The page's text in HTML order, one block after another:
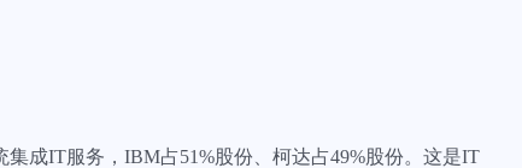
成IT服务，IBM占51%股份、柯达占49%股份。这是IT